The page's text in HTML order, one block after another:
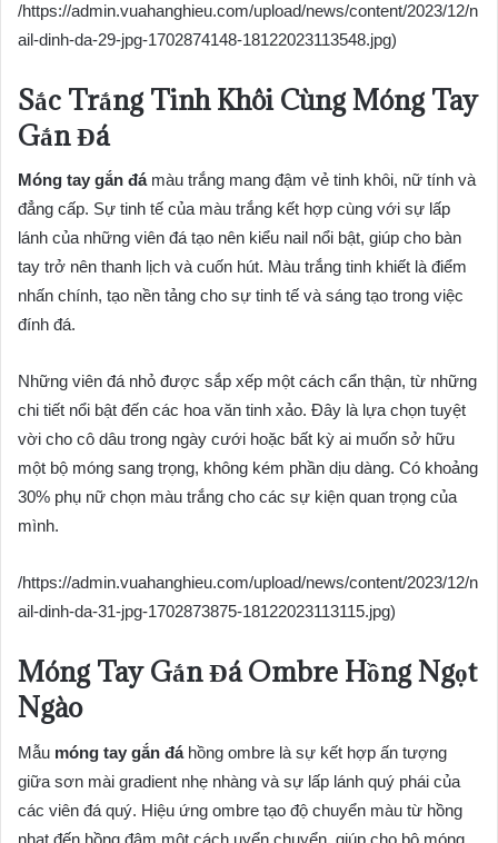
/https://admin.vuahanghieu.com/upload/news/content/2023/12/n
ail-dinh-da-29-jpg-1702874148-18122023113548.jpg)
Sắc Trắng Tinh Khôi Cùng Móng Tay
Gắn Đá
Móng tay gắn đámàu trắng mang đậm vẻ tinh khôi, nữ tính và
đẳng cấp. Sự tinh tế của màu trắng kết hợp cùng với sự lấp
lánh của những viên đá tạo nên kiểu nail nổi bật, giúp cho bàn
tay trở nên thanh lịch và cuốn hút. Màu trắng tinh khiết là điểm
nhấn chính, tạo nền tảng cho sự tinh tế và sáng tạo trong việc
đính đá.
Những viên đá nhỏ được sắp xếp một cách cẩn thận, từ những
chi tiết nổi bật đến các hoa văn tinh xảo. Đây là lựa chọn tuyệt
vời cho cô dâu trong ngày cưới hoặc bất kỳ ai muốn sở hữu
một bộ móng sang trọng, không kém phần dịu dàng. Có khoảng
30% phụ nữ chọn màu trắng cho các sự kiện quan trọng của
mình.
/https://admin.vuahanghieu.com/upload/news/content/2023/12/n
ail-dinh-da-31-jpg-1702873875-18122023113115.jpg)
Móng Tay Gắn Đá Ombre Hồng Ngọt
Ngào
Mẫu móng tay gắn đáhồng ombre là sự kết hợp ấn tượng
giữa sơn mài gradient nhẹ nhàng và sự lấp lánh quý phái của
các viên đá quý. Hiệu ứng ombre tạo độ chuyển màu từ hồng
nhạt đến hồng đậm một cách uyển chuyển, giúp cho bộ móng